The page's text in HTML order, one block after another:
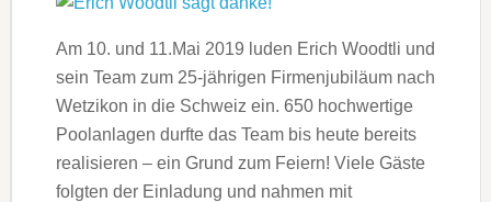
Am 10. und 11.Mai 2019 luden Erich Woodtli und
sein Team zum 25-jährigen Firmenjubiläum nach
Wetzikon in die Schweiz ein. 650 hochwertige
Poolanlagen durfte das Team bis heute bereits
realisieren – ein Grund zum Feiern! Viele Gäste
folgten der Einladung und nahmen mit